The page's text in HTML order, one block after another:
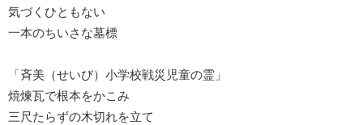
気づくひともない
一本のちいさな墓標
「斉美（せいび）小学校戦災児童の霊」
焼煉瓦で根本をかこみ
三尺たらずの木切れを立て